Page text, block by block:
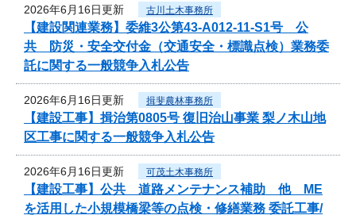
2026年6月16日更新 古川土木事務所
【建設関連業務】委維3公第43-A012-11-S1号 公
共 防災・安全交付金（交通安全・標識点検）業務委
託に関する一般競争入札公告
2026年6月16日更新 揖斐農林事務所
【建設工事】揖治第0805号 復旧治山事業 梨ノ木山地
区工事に関する一般競争入札公告
2026年6月16日更新 可茂土木事務所
【建設工事】公共 道路メンテナンス補助 他 ME
を活用した小規模橋梁等の点検・修繕業務 委託工事/